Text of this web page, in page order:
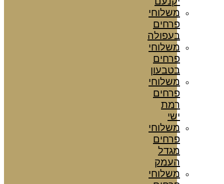
משלוחי
פרחים
בעפולה
משלוחי
פרחים
בטבעון
משלוחי
פרחים
רמת
ישי
משלוחי
פרחים
מגדל
העמק
משלוחי